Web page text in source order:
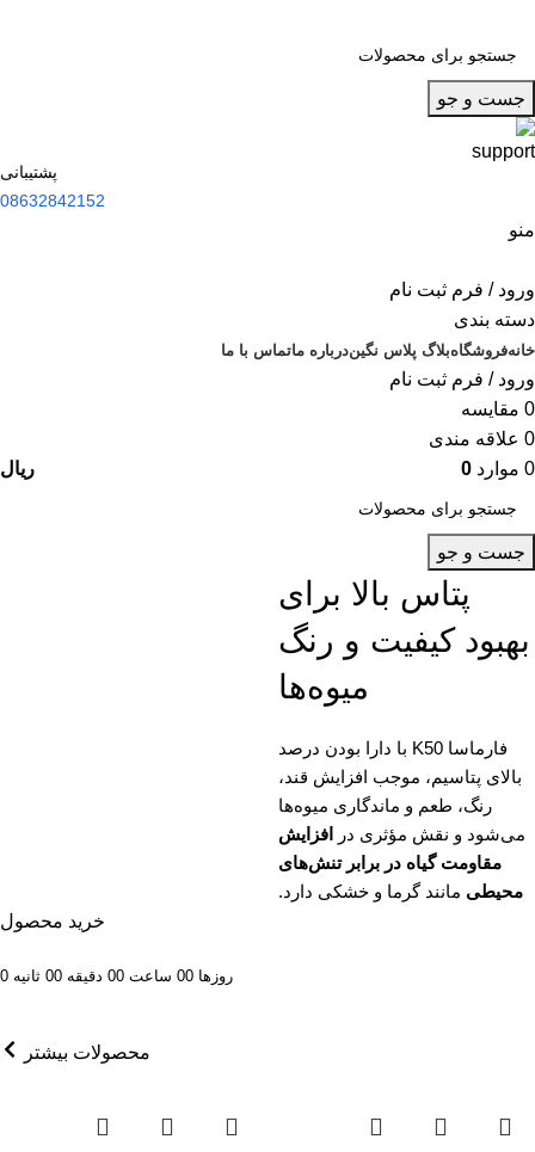
جست و جو
پشتیبانی
08632842152
منو
ورود / فرم ثبت نام
دسته بندی
خانهفروشگاهبلاگ پلاس نگیندرباره ماتماس با ما
ورود / فرم ثبت نام
0 مقایسه
0 علاقه مندی
0 موارد ریال 0
جست و جو
پتاس بالا برای
بهبود کیفیت و رنگ
میوه‌ها
فارماسا K50 با دارا بودن درصد
بالای پتاسیم، موجب افزایش قند،
رنگ، طعم و ماندگاری میوه‌ها
می‌شود و نقش مؤثری در
افزایش
مقاومت گیاه در برابر تنش‌های
محیطی مانند گرما و خشکی دارد.
خرید محصول
0 روزها 00 ساعت 00 دقیقه 00 ثانیه
محصولات بیشتر